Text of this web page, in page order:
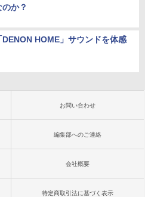
か？
HOME」サウンドを体感
お問い合わせ
編集部へのご連絡
会社概要
特定商取引法に基づく表示